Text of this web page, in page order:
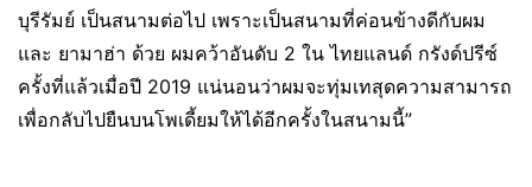
บุรีรัมย์ เป็นสนามต่อไป เพราะเป็นสนามที่ค่อนข้างดีกับผม
และ ยามาฮ่า ด้วย ผมคว้าอันดับ 2 ใน ไทยแลนด์ กรังด์ปรีซ์
ครั้งที่แล้วเมื่อปี 2019 แน่นอนว่าผมจะทุ่มเทสุดความสามารถ
เพื่อกลับไปยืนบนโพเดี้ยมให้ได้อีกครั้งในสนามนี้”